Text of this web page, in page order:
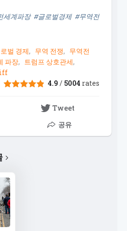
세계파장 #글로벌경제 #무역전
벌 경제 무역 전쟁
무역전
파장
트럼프 상호관세
4.9 / 5004 rates
Tweet
공유